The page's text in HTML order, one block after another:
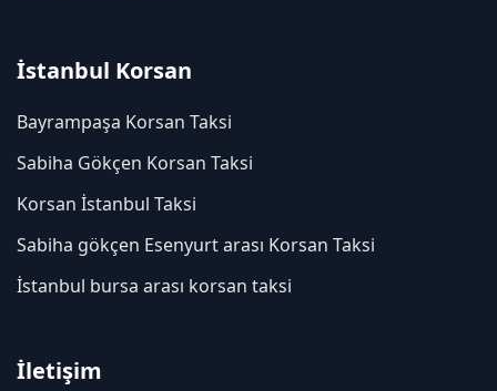
İstanbul Korsan
Bayrampaşa Korsan Taksi
Sabiha Gökçen Korsan Taksi
Korsan İstanbul Taksi
Sabiha gökçen Esenyurt arası Korsan Taksi
İstanbul bursa arası korsan taksi
İletişim